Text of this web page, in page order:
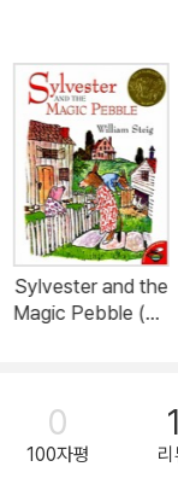
Sylvester and the
Magic Pebble (Pa
0
100자평
1